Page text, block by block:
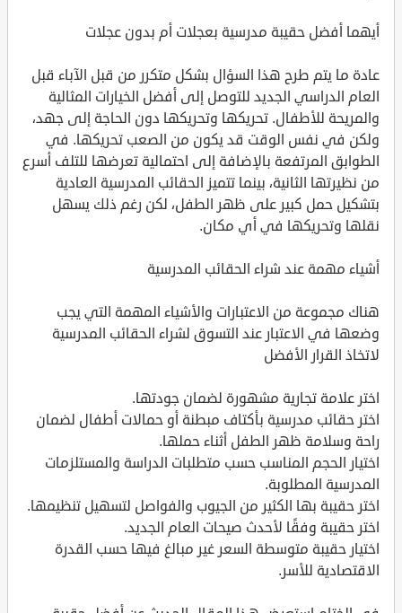
أيهما أفضل حقيبة مدرسية بعجلات أم بدون عجلات
عادة ما يتم طرح هذا السؤال بشكل متكرر من قبل الآباء قبل
العام الدراسي الجديد للتوصل إلى أفضل الخيارات المثالية
والمريحة للأطفال. تحريكها وتحريكها دون الحاجة إلى جهد،
ولكن في نفس الوقت قد يكون من الصعب تحريكها. في
الطوابق المرتفعة بالإضافة إلى احتمالية تعرضها للتلف أسرع
من نظيرتها الثانية، بينما تتميز الحقائب المدرسية العادية
بتشكيل حمل كبير على ظهر الطفل، لكن رغم ذلك يسهل
نقلها وتحريكها في أي مكان.
أشياء مهمة عند شراء الحقائب المدرسية
هناك مجموعة من الاعتبارات والأشياء المهمة التي يجب
وضعها في الاعتبار عند التسوق لشراء الحقائب المدرسية
لاتخاذ القرار الأفضل
اختر علامة تجارية مشهورة لضمان جودتها.
اختر حقائب مدرسية بأكتاف مبطنة أو حمالات أطفال لضمان
راحة وسلامة ظهر الطفل أثناء حملها.
اختيار الحجم المناسب حسب متطلبات الدراسة والمستلزمات
المدرسية المطلوبة.
اختر حقيبة بها الكثير من الجيوب والفواصل لتسهيل تنظيمها.
اختر حقيبة وفقًا لأحدث صيحات العام الجديد.
اختيار حقيبة متوسطة السعر غير مبالغ فيها حسب القدرة
الاقتصادية للأسر.